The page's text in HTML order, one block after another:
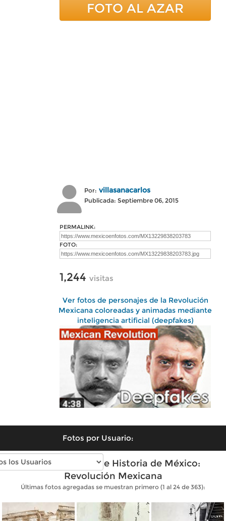
FOTO AL AZAR
Por: villasanacarlos
Publicada: Septiembre 06, 2015
PERMALINK:
FOTO:
1,244 visitas
Ver fotos de personajes de la Revolución
Mexicana coloreadas y animadas mediante
inteligencia artificial (deepfakes)
Fotos por Usuario:
Fotos antiguas de Historia de México:
Revolución Mexicana
Últimas fotos agregadas se muestran primero (1 al 24 de 363):